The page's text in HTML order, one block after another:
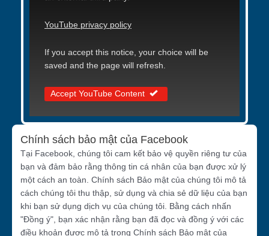
YouTube privacy policy
If you accept this notice, your choice will be
saved and the page will refresh.
Accept YouTube Content
Chính sách bảo mật của Facebook
Tại Facebook, chúng tôi cam kết bảo vệ quyền riêng tư của
bạn và đảm bảo rằng thông tin cá nhân của bạn được xử lý
một cách an toàn. Chính sách Bảo mật của chúng tôi mô tả
cách chúng tôi thu thập, sử dụng và chia sẻ dữ liệu của bạn
khi bạn sử dụng dịch vụ của chúng tôi. Bằng cách nhấn
"Đồng ý", bạn xác nhận rằng bạn đã đọc và đồng ý với các
điều khoản được mô tả trong Chính sách Bảo mật của